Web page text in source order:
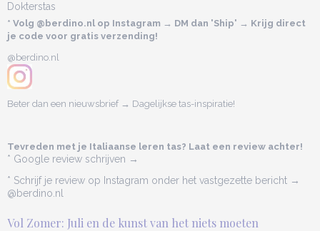
Dokterstas
* Volg @berdino.nl op Instagram → DM dan 'Ship' → Krijg direct
je code voor gratis verzending!
@berdino.nl
Beter dan een nieuwsbrief → Dagelijkse tas-inspiratie!
Tevreden met je Italiaanse leren tas? Laat een review achter!
* Google review schrijven →
* Schrijf je review op Instagram onder het vastgezette bericht →
@berdino.nl
Vol Zomer: Juli en de kunst van het niets moeten